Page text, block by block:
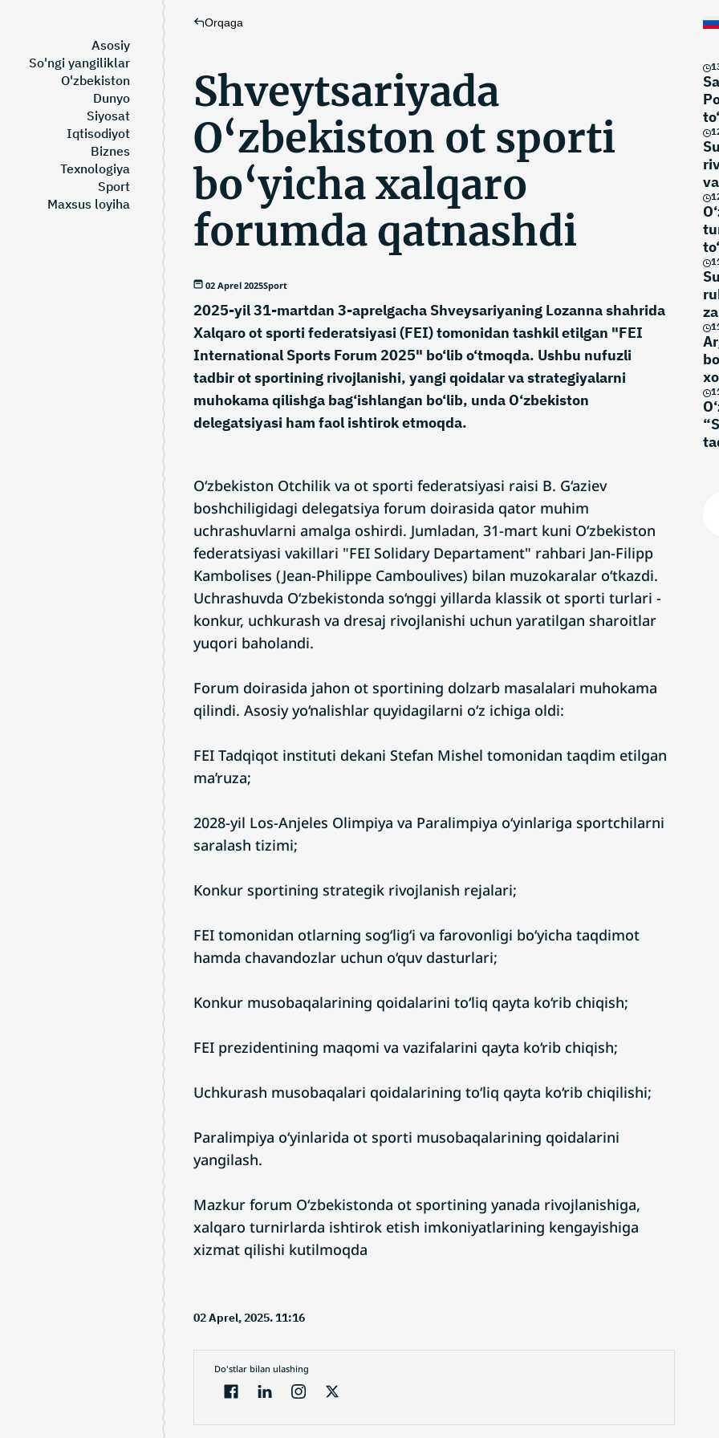
Asosiy
So'ngi yangiliklar
O'zbekiston
Dunyo
Siyosat
Iqtisodiyot
Biznes
Texnologiya
Sport
Maxsus loyiha
Orqaga
Shveytsariyada
O‘zbekiston ot sporti
bo‘yicha xalqaro
forumda qatnashdi
02 Aprel 2025Sport
2025-yil 31-martdan 3-aprelgacha Shveysariyaning Lozanna shahrida
Xalqaro ot sporti federatsiyasi (FEI) tomonidan tashkil etilgan "FEI
International Sports Forum 2025" bo‘lib o‘tmoqda. Ushbu nufuzli
tadbir ot sportining rivojlanishi, yangi qoidalar va strategiyalarni
muhokama qilishga bag‘ishlangan bo‘lib, unda O‘zbekiston
delegatsiyasi ham faol ishtirok etmoqda.
O‘zbekiston Otchilik va ot sporti federatsiyasi raisi B. G‘aziev
boshchiligidagi delegatsiya forum doirasida qator muhim
uchrashuvlarni amalga oshirdi. Jumladan, 31-mart kuni O‘zbekiston
federatsiyasi vakillari "FEI Solidary Departament" rahbari Jan-Filipp
Kambolises (Jean-Philippe Camboulives) bilan muzokaralar o‘tkazdi.
Uchrashuvda O‘zbekistonda so‘nggi yillarda klassik ot sporti turlari -
konkur, uchkurash va dresaj rivojlanishi uchun yaratilgan sharoitlar
yuqori baholandi.
Forum doirasida jahon ot sportining dolzarb masalalari muhokama
qilindi. Asosiy yo‘nalishlar quyidagilarni o‘z ichiga oldi:
FEI Tadqiqot instituti dekani Stefan Mishel tomonidan taqdim etilgan
ma’ruza;
2028-yil Los-Anjeles Olimpiya va Paralimpiya o‘yinlariga sportchilarni
saralash tizimi;
Konkur sportining strategik rivojlanish rejalari;
FEI tomonidan otlarning sog‘lig‘i va farovonligi bo‘yicha taqdimot
hamda chavandozlar uchun o‘quv dasturlari;
Konkur musobaqalarining qoidalarini to‘liq qayta ko‘rib chiqish;
FEI prezidentining maqomi va vazifalarini qayta ko‘rib chiqish;
Uchkurash musobaqalari qoidalarining to‘liq qayta ko‘rib chiqilishi;
Paralimpiya o‘yinlarida ot sporti musobaqalarining qoidalarini
yangilash.
Mazkur forum O‘zbekistonda ot sportining yanada rivojlanishiga,
xalqaro turnirlarda ishtirok etish imkoniyatlarining kengayishiga
xizmat qilishi kutilmoqda
02 Aprel, 2025. 11:16
Do'stlar bilan ulashing